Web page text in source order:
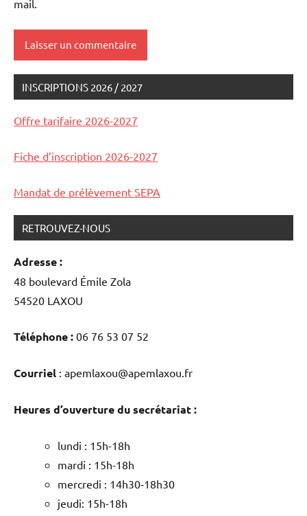
mail.
INSCRIPTIONS 2026 / 2027
Offre tarifaire 2026-2027
Fiche d’inscription 2026-2027
Mandat de prélèvement SEPA
RETROUVEZ-NOUS
Adresse :
48 boulevard Émile Zola
54520 LAXOU
Téléphone : 06 76 53 07 52
Courriel : apemlaxou@apemlaxou.fr
Heures d’ouverture du secrétariat :
lundi : 15h-18h
mardi : 15h-18h
mercredi : 14h30-18h30
jeudi: 15h-18h